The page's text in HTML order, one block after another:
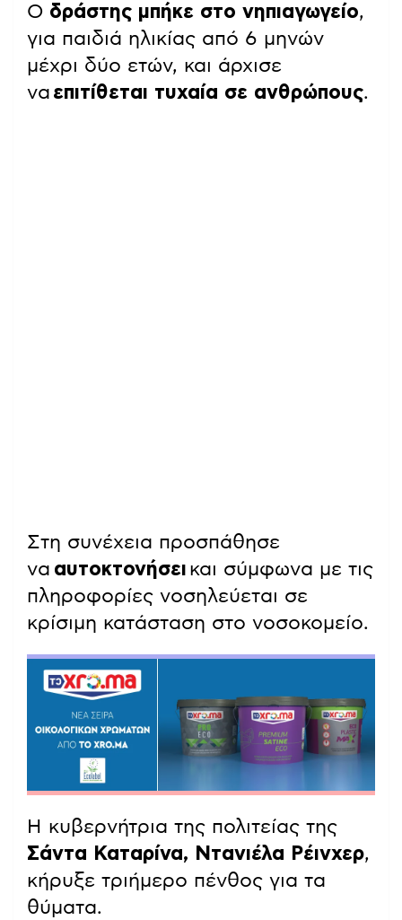
Ο δράστης μπήκε στο νηπιαγωγείο,
για παιδιά ηλικίας από 6 μηνών
μέχρι δύο ετών, και άρχισε
να επιτίθεται τυχαία σε ανθρώπους.
Στη συνέχεια προσπάθησε
να αυτοκτονήσει και σύμφωνα με τις
πληροφορίες νοσηλεύεται σε
κρίσιμη κατάσταση στο νοσοκομείο.
Η κυβερνήτρια της πολιτείας της
Σάντα Καταρίνα, Ντανιέλα Ρέινχερ,
κήρυξε τριήμερο πένθος για τα
θύματα.